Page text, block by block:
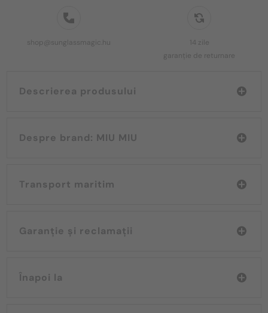
shop@sunglassmagic.hu
14 zile
garanție de returnare
Descrierea produsului
Despre brand: MIU MIU
Transport maritim
Garanție și reclamații
Înapoi la